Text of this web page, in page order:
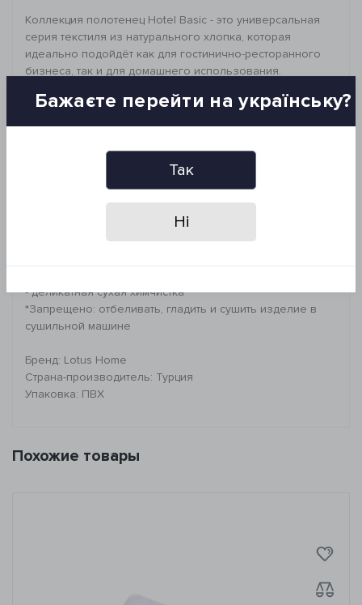
Коллекция полотенец Hotel Basic - это универсальная
серия текстиля из натурального хлопка, которая
идеально подойдёт как для гостинично-ресторанного
бизнеса, так и для домашнего использования.
плотности, что позволяет выбрать оптимальное
удобство и эстетичность в использовании.
_________________________________
Размер: 30*50 см
Состав: 100% хлопок, махра
Петля: 20/2 низкий ворс
- деликатная сухая химчистка
*Запрещено: отбеливать, гладить и сушить изделие в
сушильной машине
Бренд: Lotus Home
Страна-производитель: Турция
Упаковка: ПВХ
Похожие товары
Бажаєте перейти на українську?
Так
Ні